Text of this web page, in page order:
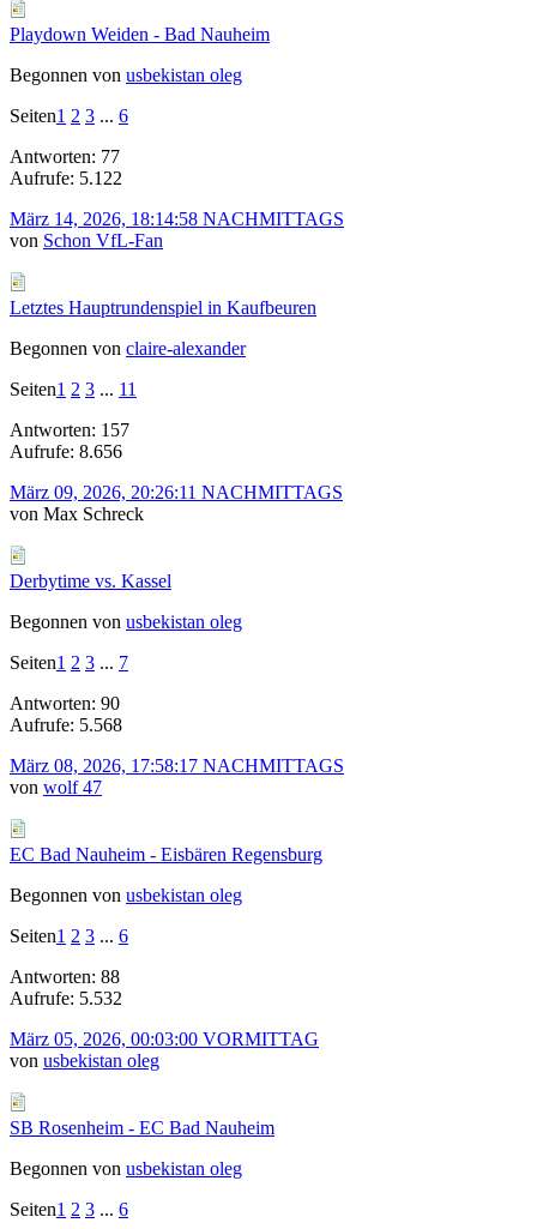
Playdown Weiden - Bad Nauheim
Begonnen von usbekistan oleg
Seiten1 2 3 ... 6
Antworten: 77
Aufrufe: 5.122
März 14, 2026, 18:14:58 NACHMITTAGS
von Schon VfL-Fan
Letztes Hauptrundenspiel in Kaufbeuren
Begonnen von claire-alexander
Seiten1 2 3 ... 11
Antworten: 157
Aufrufe: 8.656
März 09, 2026, 20:26:11 NACHMITTAGS
von Max Schreck
Derbytime vs. Kassel
Begonnen von usbekistan oleg
Seiten1 2 3 ... 7
Antworten: 90
Aufrufe: 5.568
März 08, 2026, 17:58:17 NACHMITTAGS
von wolf 47
EC Bad Nauheim - Eisbären Regensburg
Begonnen von usbekistan oleg
Seiten1 2 3 ... 6
Antworten: 88
Aufrufe: 5.532
März 05, 2026, 00:03:00 VORMITTAG
von usbekistan oleg
SB Rosenheim - EC Bad Nauheim
Begonnen von usbekistan oleg
Seiten1 2 3 ... 6